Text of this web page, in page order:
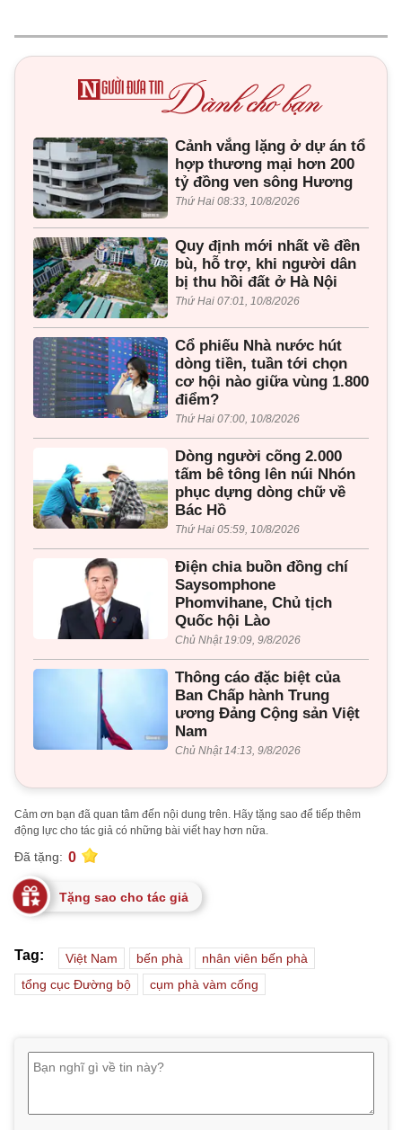
Cảnh vắng lặng ở dự án tổ
hợp thương mại hơn 200
tỷ đồng ven sông Hương
Thứ Hai 08:33, 10/8/2026
Quy định mới nhất về đền
bù, hỗ trợ, khi người dân
bị thu hồi đất ở Hà Nội
Thứ Hai 07:01, 10/8/2026
Cổ phiếu Nhà nước hút
dòng tiền, tuần tới chọn
cơ hội nào giữa vùng 1.800
điểm?
Thứ Hai 07:00, 10/8/2026
Dòng người cõng 2.000
tấm bê tông lên núi Nhón
phục dựng dòng chữ về
Bác Hồ
Thứ Hai 05:59, 10/8/2026
Điện chia buồn đồng chí
Saysomphone
Phomvihane, Chủ tịch
Quốc hội Lào
Chủ Nhật 19:09, 9/8/2026
Thông cáo đặc biệt của
Ban Chấp hành Trung
ương Đảng Cộng sản Việt
Nam
Chủ Nhật 14:13, 9/8/2026
Cảm ơn bạn đã quan tâm đến nội dung trên. Hãy tặng sao để tiếp thêm
động lực cho tác giả có những bài viết hay hơn nữa.
Đã tặng: 0
Tặng sao cho tác giả
Tag: Việt Nam bến phà
nhân viên bến phà
tổng cục Đường bộ
cụm phà vàm cống